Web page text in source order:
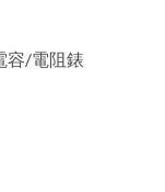
容/電阻錶